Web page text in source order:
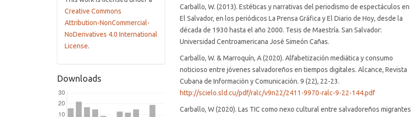
Creative Commons
Attribution-NonCommercial-
NoDerivatives 4.0 International
License.
Downloads
Carballo, W. (2013). Estéticas y narrativas del periodismo de espectáculos en
El Salvador, en los periódicos La Prensa Gráfica y El Diario de Hoy, desde la
década de 1930 hasta el año 2000. Tesis de Maestría. San Salvador:
Universidad Centroamericana José Simeón Cañas.
Carballo, W. & Marroquín, A (2020). Alfabetización mediática y consumo
noticioso entre jóvenes salvadoreños en tiempos digitales. Alcance, Revista
Cubana de Información y Comunicación. 9 (22), 22-23.
http://scielo.sld.cu/pdf/ralc/v9n22/2411-9970-ralc-9-22-144.pdf
Carballo, W (2020). Las TIC como nexo cultural entre salvadoreños migrantes